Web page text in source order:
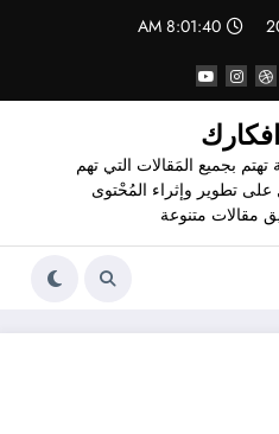
8:01:41 AM
بجميع المَقالات التي تهم
تطوير وإثراء المُحْتوى
مقالات متنوعة